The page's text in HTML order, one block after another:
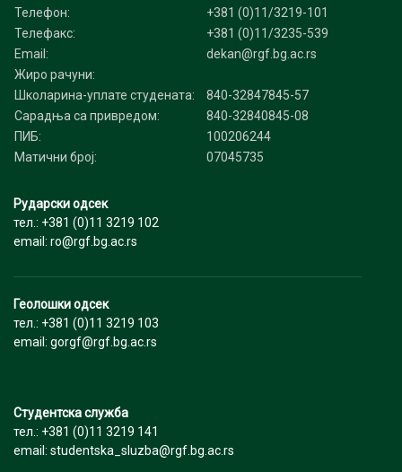
Телефон:
+381 (0)11/3219-101
Телефакс:
+381 (0)11/3235-539
Email:
dekan@rgf.bg.ac.rs
Жиро рачуни:
Школарина-уплате студената:
840-32847845-57
Сарадња са привредом:
840-32840845-08
ПИБ:
100206244
Матични број:
07045735
Рударски одсек
тел.: +381 (0)11 3219 102
email: ro@rgf.bg.ac.rs
Геолошки одсек
тел.: +381 (0)11 3219 103
email: gorgf@rgf.bg.ac.rs
Студентска служба
тел.: +381 (0)11 3219 141
email: studentska_sluzba@rgf.bg.ac.rs